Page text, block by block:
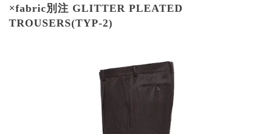
×fabric別注 GLITTER PLEATED
TROUSERS(TYP-2)